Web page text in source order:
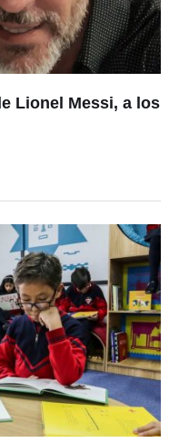
Lionel Messi, a los